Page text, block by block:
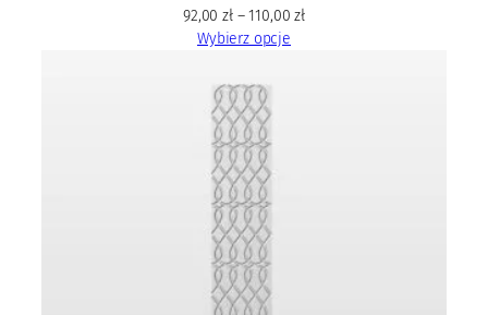
92,00zł– 110,00zł
Wybierz opcje